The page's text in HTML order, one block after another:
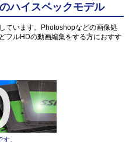
ハイスペックモデル
ています。Photoshopなどの画像処
フルHDの動画編集をする方におすす
。